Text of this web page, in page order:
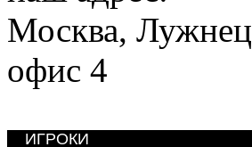
Москва,
офис 4
ИГРОКИ